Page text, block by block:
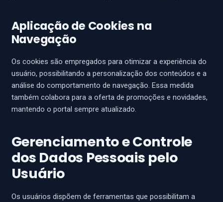
Aplicação de Cookies na
Navegação
Os cookies são empregados para otimizar a experiência do
usuário, possibilitando a personalização dos conteúdos e a
análise do comportamento de navegação. Essa medida
também colabora para a oferta de promoções e novidades,
mantendo o portal sempre atualizado.
Gerenciamento e Controle
dos Dados Pessoais pelo
Usuário
Os usuários dispõem de ferramentas que possibilitam a